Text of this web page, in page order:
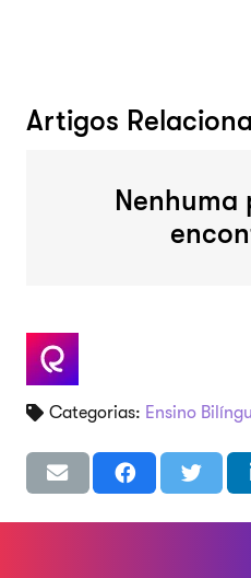
Artigos
Nenhuma
Categorias: Ensino